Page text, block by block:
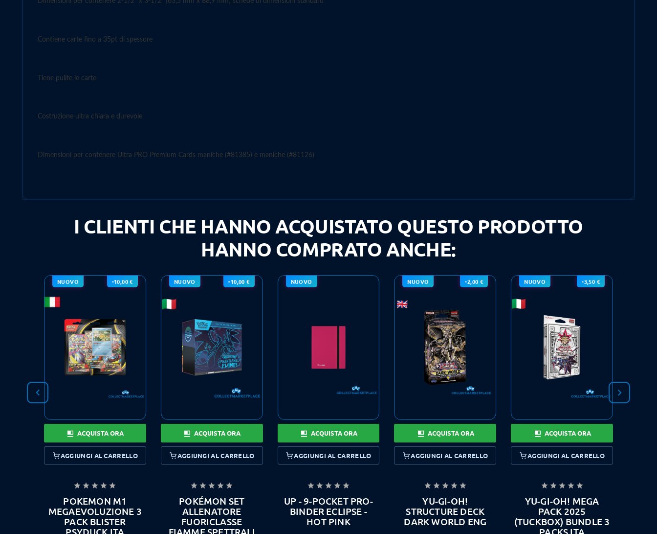
Contiene carte fino a 35pt di spessore
Tiene pulite le carte
Costruzione ultra chiara e durevole
Dimensioni per contenere Ultra PRO Premium Cards maniche (#81385) e maniche (#81126)
I CLIENTI CHE HANNO ACQUISTATO QUESTO PRODOTTO
HANNO COMPRATO ANCHE:
NUOVO -10,00 €
ACQUISTA ORA
AGGIUNGI AL CARRELLO
    
POKEMON M1
MEGAEVOLUZIONE 3
PACK BLISTER
NUOVO -10,00 €
ACQUISTA ORA
AGGIUNGI AL CARRELLO
    
POKÉMON SET
ALLENATORE
FUORICLASSE
NUOVO
ACQUISTA ORA
AGGIUNGI AL CARRELLO
    
UP - 9-POCKET PRO-
BINDER ECLIPSE -
HOT PINK
NUOVO -2,00 €
ACQUISTA ORA
AGGIUNGI AL CARRELLO
    
YU-GI-OH!
STRUCTURE DECK
DARK WORLD ENG
NUOVO -3,50 €
ACQUISTA ORA
AGGIUNGI AL CARRELLO
    
YU-GI-OH! MEGA
PACK 2025
(TUCKBOX) BUNDLE 3
 